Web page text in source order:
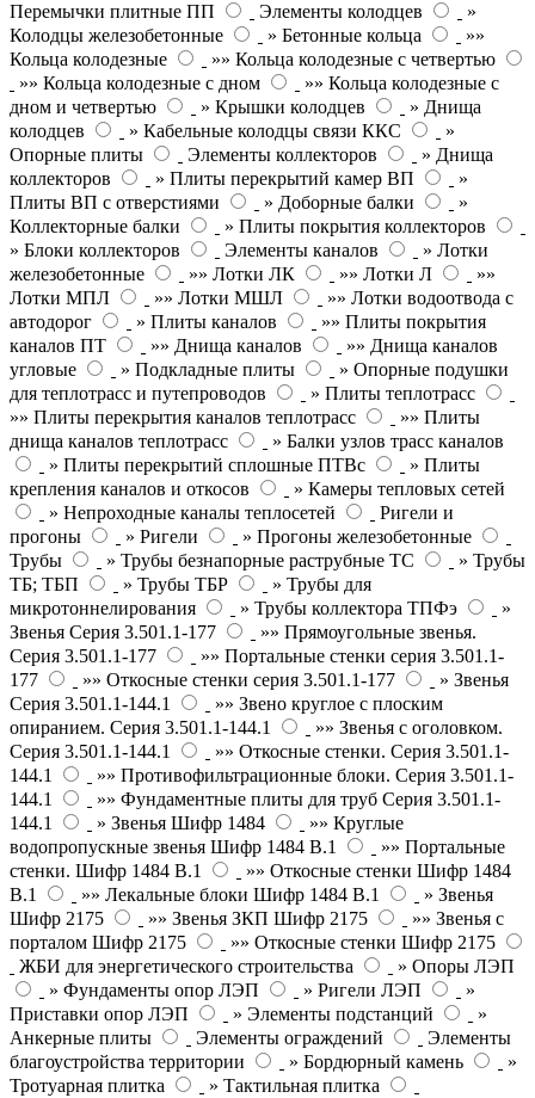
Перемычки плитные ПП
Элементы колодцев
»
Колодцы железобетонные
» Бетонные кольца
»»
Кольца колодезные
»» Кольца колодезные с четвертью
»» Кольца колодезные с дном
»» Кольца колодезные с
дном и четвертью
» Крышки колодцев
» Днища
колодцев
» Кабельные колодцы связи ККС
»
Опорные плиты
Элементы коллекторов
» Днища
коллекторов
» Плиты перекрытий камер ВП
»
Плиты ВП с отверстиями
» Доборные балки
»
Коллекторные балки
» Плиты покрытия коллекторов
» Блоки коллекторов
Элементы каналов
» Лотки
железобетонные
»» Лотки ЛК »» Лотки Л
»»
Лотки МПЛ
»» Лотки МШЛ
»» Лотки водоотвода с
автодорог
» Плиты каналов
»» Плиты покрытия
каналов ПТ
»» Днища каналов
»» Днища каналов
угловые
» Подкладные плиты
» Опорные подушки
для теплотрасс и путепроводов
» Плиты теплотрасс
»» Плиты перекрытия каналов теплотрасс
»» Плиты
днища каналов теплотрасс
» Балки узлов трасс каналов
» Плиты перекрытий сплошные ПТВс
» Плиты
крепления каналов и откосов
» Камеры тепловых сетей
» Непроходные каналы теплосетей
Ригели и
прогоны
» Ригели
» Прогоны железобетонные
Трубы
» Трубы безнапорные раструбные ТС
» Трубы
ТБ; ТБП
» Трубы ТБР
» Трубы для
микротоннелирования
» Трубы коллектора ТПФэ
»
Звенья Серия 3.501.1-177
»» Прямоугольные звенья.
Серия 3.501.1-177
»» Портальные стенки серия 3.501.1-
177
»» Откосные стенки серия 3.501.1-177
» Звенья
Серия 3.501.1-144.1
»» Звено круглое с плоским
опиранием. Серия 3.501.1-144.1
»» Звенья с оголовком.
Серия 3.501.1-144.1
»» Откосные стенки. Серия 3.501.1-
144.1
»» Противофильтрационные блоки. Серия 3.501.1-
144.1
»» Фундаментные плиты для труб Серия 3.501.1-
144.1
» Звенья Шифр 1484
»» Круглые
водопропускные звенья Шифр 1484 В.1
»» Портальные
стенки. Шифр 1484 В.1
»» Откосные стенки Шифр 1484
В.1
»» Лекальные блоки Шифр 1484 В.1
» Звенья
Шифр 2175
»» Звенья ЗКП Шифр 2175
»» Звенья с
порталом Шифр 2175
»» Откосные стенки Шифр 2175
ЖБИ для энергетического строительства
» Опоры ЛЭП
» Фундаменты опор ЛЭП
» Ригели ЛЭП
»
Приставки опор ЛЭП
» Элементы подстанций
»
Анкерные плиты
Элементы ограждений
Элементы
благоустройства территории
» Бордюрный камень
»
Тротуарная плитка
» Тактильная плитка